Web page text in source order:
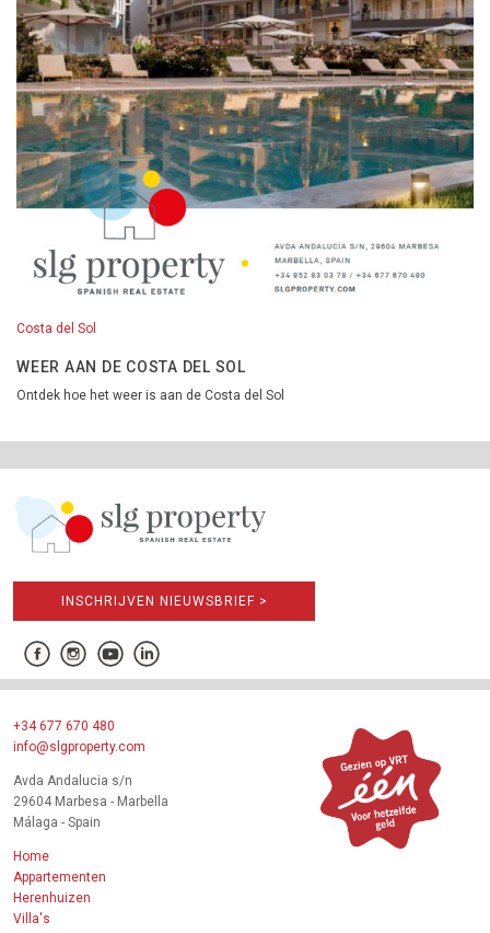
Costa del Sol
WEER AAN DE COSTA DEL SOL
Ontdek hoe het weer is aan de Costa del Sol
INSCHRIJVEN NIEUWSBRIEF >
+34 677 670 480
info@slgproperty.com
Avda Andalucia s/n
29604 Marbesa - Marbella
Málaga - Spain
Home
Appartementen
Herenhuizen
Villa's